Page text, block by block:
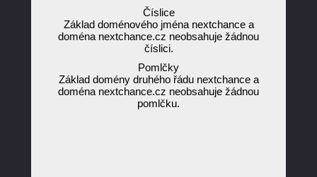
Číslice
Základ doménového jména nextchance a
doména nextchance.cz neobsahuje žádnou
číslici.
Pomlčky
Základ domény druhého řádu nextchance a
doména nextchance.cz neobsahuje žádnou
pomlčku.